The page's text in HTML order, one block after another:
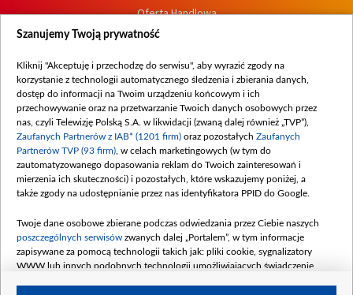
Oferta Handlowa
Dostępność
Procedura zgłoszeń wewnętrznych
Szanujemy Twoją prywatność
Kliknij "Akceptuję i przechodzę do serwisu", aby wyrazić zgody na
korzystanie z technologii automatycznego śledzenia i zbierania danych,
dostęp do informacji na Twoim urządzeniu końcowym i ich
przechowywanie oraz na przetwarzanie Twoich danych osobowych przez
nas, czyli Telewizję Polską S.A. w likwidacji (zwaną dalej również „TVP”),
Zaufanych Partnerów z IAB* (1201 firm) oraz pozostałych Zaufanych
Partnerów TVP (93 firm) , w celach marketingowych (w tym do
zautomatyzowanego dopasowania reklam do Twoich zainteresowań i
mierzenia ich skuteczności) i pozostałych, które wskazujemy poniżej, a
także zgody na udostępnianie przez nas identyfikatora PPID do Google.
Twoje dane osobowe zbierane podczas odwiedzania przez Ciebie naszych
poszczególnych serwisów zwanych dalej „Portalem”, w tym informacje
zapisywane za pomocą technologii takich jak: pliki cookie, sygnalizatory
WWW lub innych podobnych technologii umożliwiających świadczenie